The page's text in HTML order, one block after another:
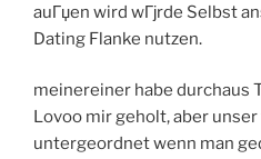
auГџen wird wГјrde Selbst
Dating Flanke nutzen.
meinereiner habe durchaus
Lovoo mir geholt, aber
untergeordnet wenn man